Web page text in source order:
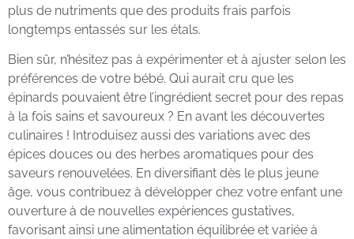
plus de nutriments que des produits frais parfois
longtemps entassés sur les étals.
Bien sûr, n’hésitez pas à expérimenter et à ajuster selon les
préférences de votre bébé. Qui aurait cru que les
épinards pouvaient être l’ingrédient secret pour des repas
à la fois sains et savoureux ? En avant les découvertes
culinaires ! Introduisez aussi des variations avec des
épices douces ou des herbes aromatiques pour des
saveurs renouvelées. En diversifiant dès le plus jeune
âge, vous contribuez à développer chez votre enfant une
ouverture à de nouvelles expériences gustatives,
favorisant ainsi une alimentation équilibrée et variée à